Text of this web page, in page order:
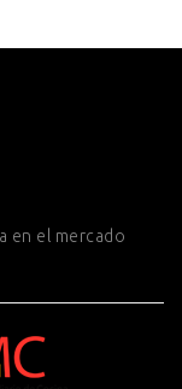
en el mercado